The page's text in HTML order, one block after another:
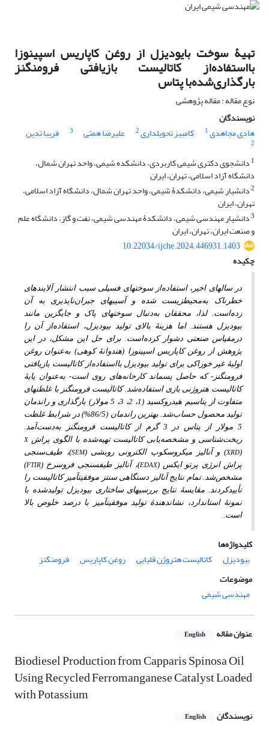
تهیۀ سوخت بایودیزل از روغن کاپاریس اسپینوزا
بااستفاده‌از کاتالیست بازیافتی فرومنگنز
بارگذاری‌شده‌با پتاس
نوع مقاله : مقاله پژوهشی
نویسندگان
هادی مجاهدی1 کامبیز تحویلداری2 علیرضا همتی 3 فریبا تدین
2
1 دانشجوی دکتری شیمی کاربردی، دانشکده شیمی، واحد تهران شمال،
دانشگاه آزاد اسلامی، تهران، ایران
2دانشیار شیمی، دانشکدۀ شیمی، واحد تهران شمال، دانشگاه آزاد اسلامی،
تهران، ایران
3دانشیار مهندسی شیمی، دانشکدۀ مهندسی شیمی، نفت و گاز، دانشگاه علم
و صنعت ایران، تهران، ایران
10.22034/ijche.2024.446931.1403
چکیده
در سال­های اخیر، استفاده‌از سوخت­های فسیلی سبب انتشار آلایندهای
خطرناک به‌محیط­زیست شده و آسیب­های جبران‌ناپذیری به آن
زده‌است. لذا، محققان به‌دنبال سوخت­های پاک و جایگزین مانند
بیودیزل هستند. اما هزینۀ بالای تولید بیودیزل، استفاده‌از آن را
درمقیاس صنعتی دشوار کرده‌است. برای حل این مشکل، در این
پژوهش از روغن کاپاریس اسپینوزا (هندوانۀ کوهی) به‌عنوان روغن
اولیۀ غیر خوراکی برای تولید بیودیزل با‌استفاده‌از کاتالیست بازیافتی
فرومنگنز- که حاصل پسماند کارخانه‌های روی است- به‌عنوان پایۀ
کاتالیست هتروژنی بازی استفاده‌شد. کاتالیست فرومنگنز با غلظت­های
متفاوت از پتاسیم هیدروکسید (1، 2، 3، 5 مولار) بارگذاری و راندمان
تولید محصول حساب‌شد. بهترین راندمان (86/5%) در شرایط غلظت
5 مولار از پتاس در 3 گرم از کاتالیست فرومنگنز به‌دست‌آمد.
ریخت‌شناسی و مشخصه‌یابی کاتالیست تهیه‌شده با الگوی پراش X
(
XRD) و آنالیز میکروسکوپ الکترونی روبشی (SEM)، طیف‌سنجی
پراش انرژی پرتو ایکس (EDAX)، آنالیز طیف­سنجی فروسرخ (FTIR
)
مشخص‌شد. تمام نتایج آنالیز دستگاهی سنتز موفقیت­آمیز کاتالیست را
تأییدکردند. مقایسۀ نتایج بررسی­های ساختاری بیودیزل تولیدشده با
نمونۀ استاندارد، نشان­دهندۀ تولید موفقیت­آمیز با درصد خلوص بالا
است.
کلیدواژه‌ها
بیودیزل
کاتالیست هتروژن قلیایی روغن کاپاریس
فرومنگنز
موضوعات
مهندسی شیمی
عنوان مقاله English
Biodiesel Production from Capparis Spinosa Oil
Using Recycled Ferromanganese Catalyst Loaded
with Potassium
نویسندگان English